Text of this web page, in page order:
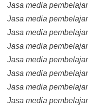
Jasa media
Jasa media
Jasa media
Jasa media
Jasa media
Jasa media
Jasa media
Jasa media